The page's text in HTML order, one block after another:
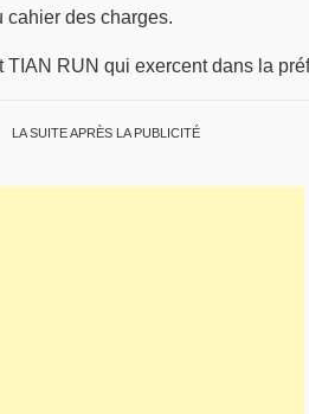
cahier des charges.
RUN qui exercent dans la
LA SUITE APRÈS LA PUBLICITÉ